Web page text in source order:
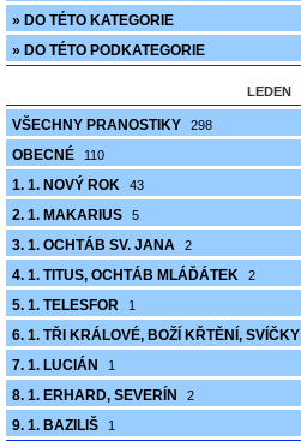
» DO TÉTO KATEGORIE
» DO TÉTO PODKATEGORIE
LEDEN
VŠECHNY PRANOSTIKY 298
OBECNÉ 110
1. 1. NOVÝ ROK 43
2. 1. MAKARIUS 5
3. 1. OCHTÁB SV. JANA 2
4. 1. TITUS, OCHTÁB MLÁĎÁTEK 2
5. 1. TELESFOR 1
6. 1. TŘI KRÁLOVÉ, BOŽÍ KŘTĚNÍ, SVÍČKY
7. 1. LUCIÁN 1
8. 1. ERHARD, SEVERÍN 2
9. 1. BAZILIŠ 1